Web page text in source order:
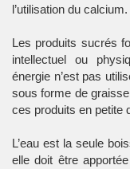
l’utilisation du calcium.
Les produits sucrés
intellectuel ou
énergie n’est pas
sous forme de
ces produits en petite
L’eau est la seule
elle doit être